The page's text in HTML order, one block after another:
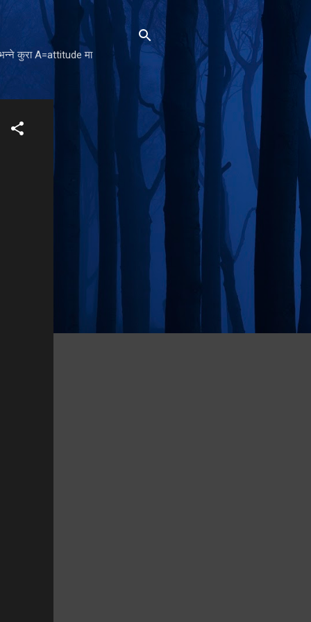
कुरा A=attitude मा